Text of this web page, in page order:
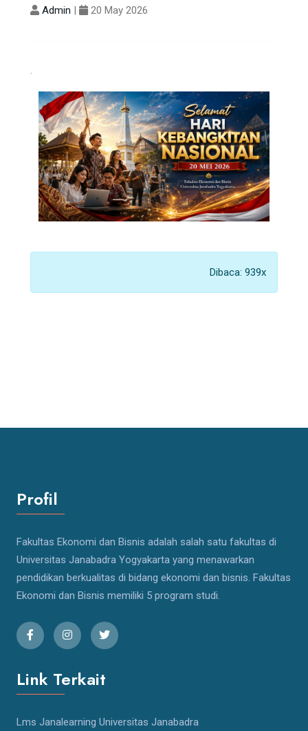
Admin | 20 May 2026
.
Dibaca: 939x
Profil
Fakultas Ekonomi dan Bisnis adalah salah satu fakultas di
Universitas Janabadra Yogyakarta yang menawarkan
pendidikan berkualitas di bidang ekonomi dan bisnis. Fakultas
Ekonomi dan Bisnis memiliki 5 program studi.
Link Terkait
Lms Janalearning Universitas Janabadra